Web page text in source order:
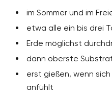
im Sommer und im
etwa alle ein bis drei
Erde möglichst
dann oberste
erst gießen, wenn
anfühlt